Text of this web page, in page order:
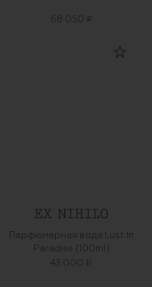
68 050 ₽
Парфюмерная вода Lust In
Paradise (100ml)
43 000 ₽